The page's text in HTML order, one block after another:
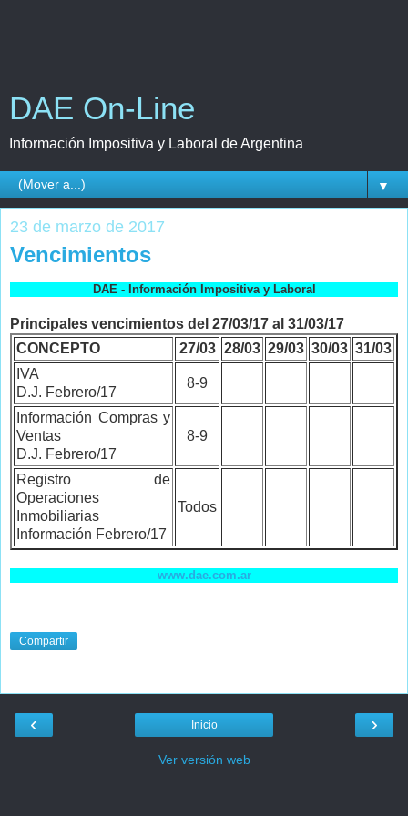
DAE On-Line
Información Impositiva y Laboral de Argentina
▼
23 de marzo de 2017
Vencimientos
DAE - Información Impositiva y Laboral
Principales vencimientos del 27/03/17 al 31/03/17
CONCEPTO
27/03 28/03 29/03 30/03 31/03
IVA
D.J. Febrero/17
8-9
Información Compras y
Ventas
D.J. Febrero/17
8-9
Registro de
Operaciones
Inmobiliarias
Información Febrero/17
Todos
www.dae.com.ar
Compartir
‹ ›
Inicio
Ver versión web